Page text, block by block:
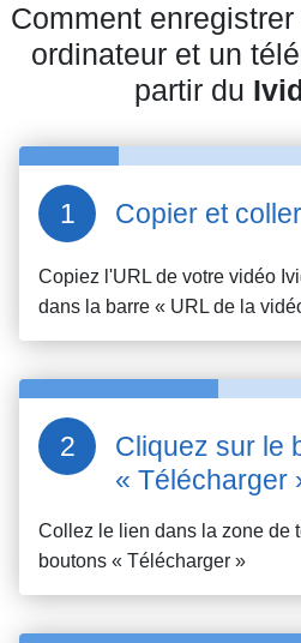
Comment
ordinateur et un
partir du
Copier et
Copiez l'URL de votre vidéo
dans la barre « URL de la
Cliquez sur le
« Télécharger
Collez le lien dans la zone de
boutons « Télécharger »